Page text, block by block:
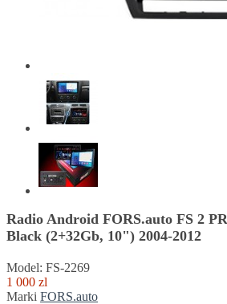
Radio Android FORS.auto FS 2
Black (2+32Gb, 10") 2004-2012
Model: FS-2269
1 000 zl
Marki FORS.auto